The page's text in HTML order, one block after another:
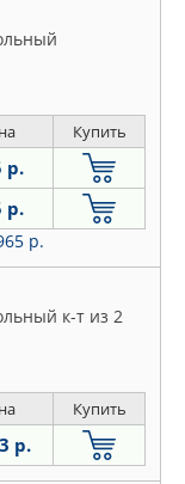
Купить
р.
р.
р.
к-т из 2
Купить
р.